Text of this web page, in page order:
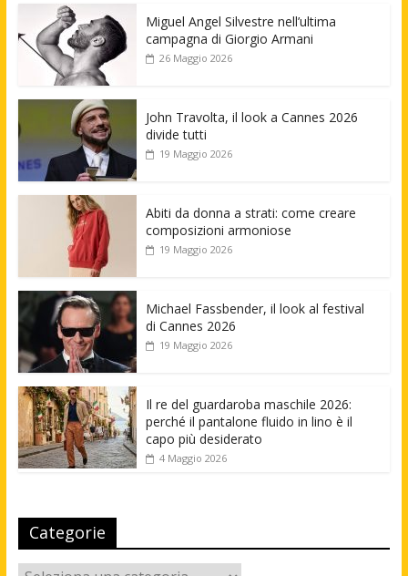
Miguel Angel Silvestre nell’ultima
campagna di Giorgio Armani
26 Maggio 2026
John Travolta, il look a Cannes 2026
divide tutti
19 Maggio 2026
Abiti da donna a strati: come creare
composizioni armoniose
19 Maggio 2026
Michael Fassbender, il look al festival
di Cannes 2026
19 Maggio 2026
Il re del guardaroba maschile 2026:
perché il pantalone fluido in lino è il
capo più desiderato
4 Maggio 2026
Categorie
Categorie